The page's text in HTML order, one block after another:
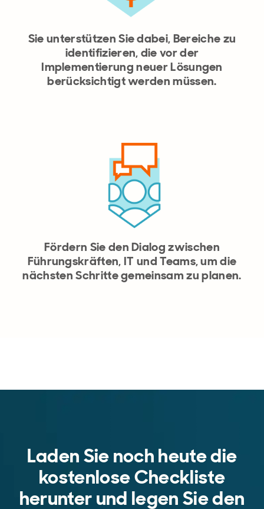
Sie unterstützen Sie dabei, Bereiche zu
identifizieren, die vor der
Implementierung neuer Lösungen
berücksichtigt werden müssen.
Fördern Sie den Dialog zwischen
Führungskräften, IT und Teams, um die
nächsten Schritte gemeinsam zu planen.
Laden Sie noch heute die
kostenlose Checkliste
herunter und legen Sie den